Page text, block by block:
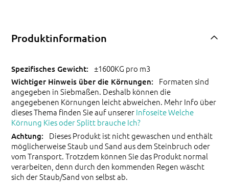
Produktinformation
±1600KG pro m3
Formaten sind
angegeben in Siebmaßen. Deshalb können die
angegebenen Körnungen leicht abweichen. Mehr Info über
dieses Thema finden Sie auf unsererInfoseite Welche
Körnung Kies oder Splitt brauche Ich?
Dieses Produkt ist nicht gewaschen und enthält
möglicherweise Staub und Sand aus dem Steinbruch oder
vom Transport. Trotzdem können Sie das Produkt normal
verarbeiten, denn durch den kommenden Regen wäscht
sich der Staub/Sand von selbst ab.